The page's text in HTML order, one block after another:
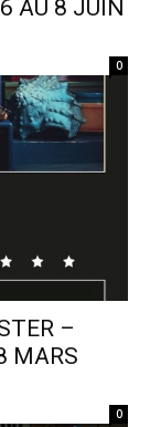
AU 8 JUIN
0
–
MARS
0